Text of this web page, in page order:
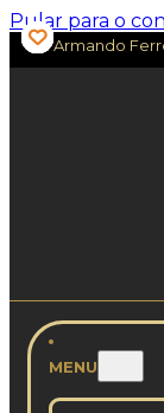
Pular para o
Av. Armando
MENU